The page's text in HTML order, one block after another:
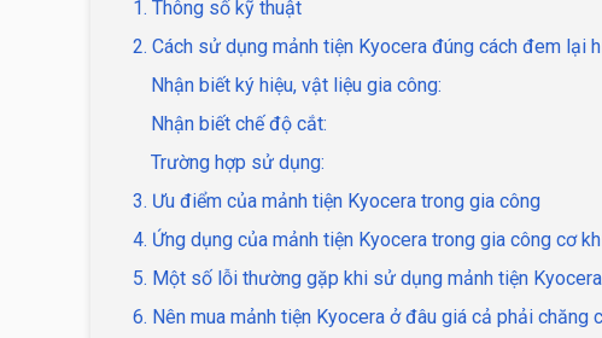
1. Thông số kỹ thuật
2. Cách sử dụng mảnh tiện Kyocera đúng cách đem lại
Nhận biết ký hiệu, vật liệu gia công:
Nhận biết chế độ cắt:
Trường hợp sử dụng:
3. Ưu điểm của mảnh tiện Kyocera trong gia công
4. Ứng dụng của mảnh tiện Kyocera trong gia công cơ
5. Một số lỗi thường gặp khi sử dụng mảnh tiện
6. Nên mua mảnh tiện Kyocera ở đâu giá cả phải chăng